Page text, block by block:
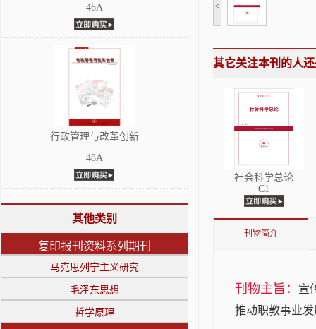
46A
行政管理与改革创新
48A
其他类别
复印报刊资料系列期刊
马克思列宁主义研究
毛泽东思想
哲学原理
<
其它关注本刊的人
社会科学总论
C1
刊物简介
刊物主旨：
宣
推动职教事业